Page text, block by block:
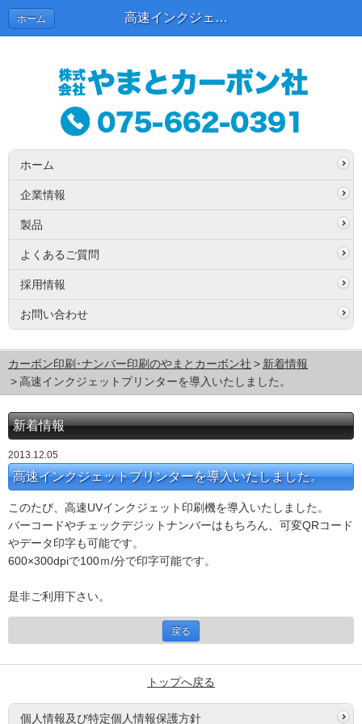
高速インクジェットプリンターを導入いたしました。 | 新着情報
ホーム
ホーム
企業情報
製品
よくあるご質問
採用情報
お問い合わせ
カーボン印刷･ナンバー印刷のやまとカーボン社
新着情報
高速インクジェットプリンターを導入いたしました。
新着情報
2013.12.05
高速インクジェットプリンターを導入いたしました。
このたび、高速UVインクジェット印刷機を導入いたしました。
バーコードやチェックデジットナンバーはもちろん、可変QRコード
やデータ印字も可能です。
600×300dpiで100ｍ/分で印字可能です。
是非ご利用下さい。
戻る
トップへ戻る
個人情報及び特定個人情報保護方針